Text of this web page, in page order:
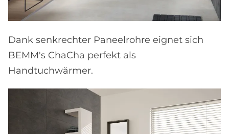
Dank senkrechter Paneelrohre eignet sich
BEMM's ChaCha perfekt als
Handtuchwärmer.